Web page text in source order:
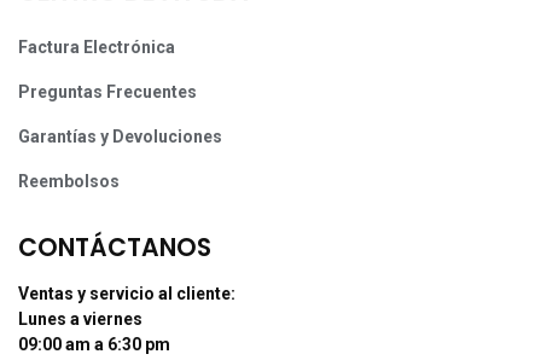
Factura Electrónica
Preguntas Frecuentes
Garantías y Devoluciones
Reembolsos
CONTÁCTANOS
Ventas y servicio al cliente:
Lunes a viernes
09:00 am a 6:30 pm